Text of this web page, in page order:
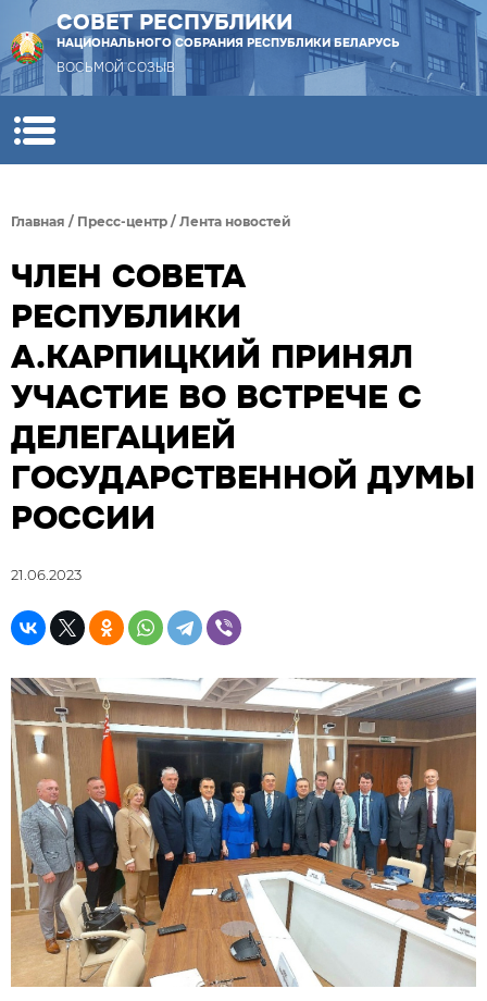
СОВЕТ РЕСПУБЛИКИ
НАЦИОНАЛЬНОГО СОБРАНИЯ РЕСПУБЛИКИ БЕЛАРУСЬ
ВОСЬМОЙ СОЗЫВ
Главная / Пресс-центр / Лента новостей
ЧЛЕН СОВЕТА
РЕСПУБЛИКИ
А.КАРПИЦКИЙ ПРИНЯЛ
УЧАСТИЕ ВО ВСТРЕЧЕ С
ДЕЛЕГАЦИЕЙ
ГОСУДАРСТВЕННОЙ ДУМЫ
РОССИИ
21.06.2023